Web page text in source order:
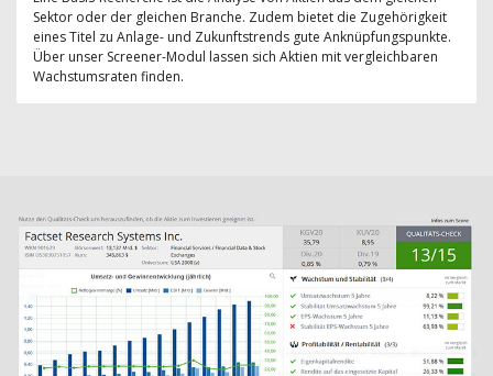
Sektor oder der gleichen Branche. Zudem bietet die Zugehörigkeit
eines Titel zu Anlage- und Zukunftstrends gute Anknüpfungspunkte.
Über unser Screener-Modul lassen sich Aktien mit vergleichbaren
Wachstumsraten finden.